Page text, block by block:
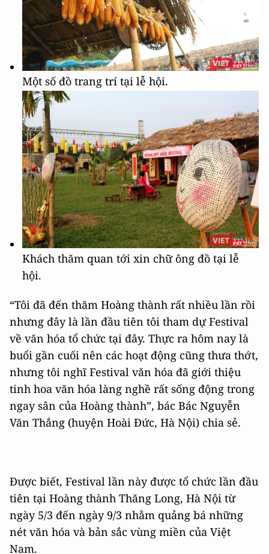
Một số đồ trang trí tại lễ hội.
Khách thăm quan tới xin chữ ông đồ tại lễ
hội.
“Tôi đã đến thăm Hoàng thành rất nhiều lần rồi
nhưng đây là lần đầu tiên tôi tham dự Festival
về văn hóa tổ chức tại đây. Thực ra hôm nay là
buổi gần cuối nên các hoạt động cũng thưa thớt,
nhưng tôi nghĩ Festival văn hóa đã giới thiệu
tinh hoa văn hóa làng nghề rất sống động trong
ngay sân của Hoàng thành”, bác Bác Nguyễn
Văn Thắng (huyện Hoài Đức, Hà Nội) chia sẻ.
Được biết, Festival lần này được tổ chức lần đầu
tiên tại Hoàng thành Thăng Long, Hà Nội từ
ngày 5/3 đến ngày 9/3 nhằm quảng bá những
nét văn hóa và bản sắc vùng miền của Việt
Nam.